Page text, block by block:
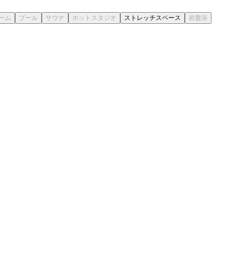
ストレッチスペース